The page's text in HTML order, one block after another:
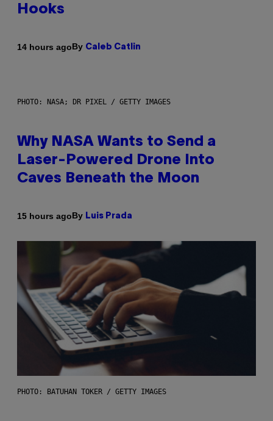
Hooks
14 hours agoBy Caleb Catlin
PHOTO: NASA; DR PIXEL / GETTY IMAGES
Why NASA Wants to Send a
Laser-Powered Drone Into
Caves Beneath the Moon
15 hours agoBy Luis Prada
PHOTO: BATUHAN TOKER / GETTY IMAGES